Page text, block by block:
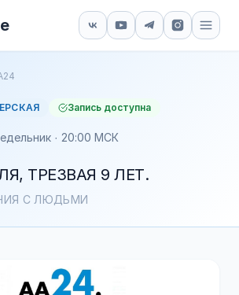
Запись доступна
· 20:00 МСК
ТРЕЗВАЯ 9 ЛЕТ.
С ЛЮДЬМИ